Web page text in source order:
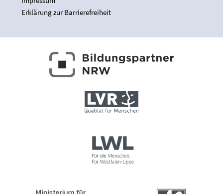
Erklärung zur Barrierefreiheit